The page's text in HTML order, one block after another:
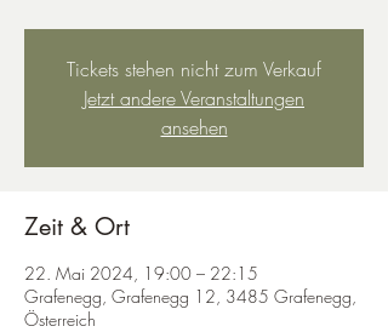
Tickets stehen nicht zum Verkauf
Jetzt andere Veranstaltungen
ansehen
Zeit & Ort
22. Mai 2024, 19:00 – 22:15
Grafenegg, Grafenegg 12, 3485 Grafenegg,
Österreich